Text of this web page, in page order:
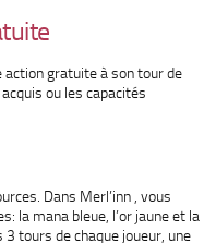
action gratuite à son tour de
ou les capacités
Dans Merl’inn , vous
la mana bleue, l’or jaune et la
3 tours de chaque joueur, une